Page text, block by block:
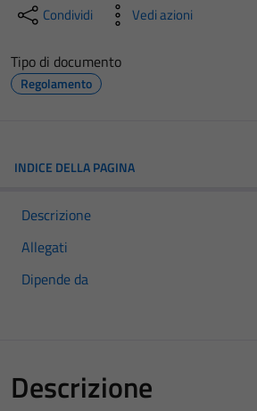
Condividi Vedi azioni
Tipo di documento
Regolamento
INDICE DELLA PAGINA
Descrizione
Allegati
Dipende da
Descrizione